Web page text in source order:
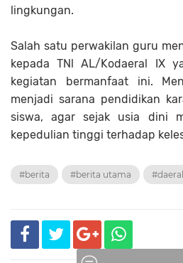
lingkungan.
Salah satu perwakilan guru
kepada TNl AL/Kodaeral IX
kegiatan bermanfaat ini.
menjadi sarana pendidikan
siswa, agar sejak usia dini
kepedulian tinggi terhadap
#berita #berita utama